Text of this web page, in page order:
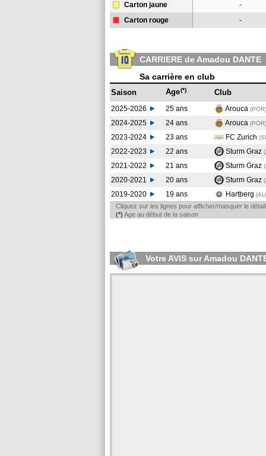
Carton jaune -
Carton rouge -
CARRIERE de Amadou DANTE
Sa carrière en club
Saison Age(*) Club
2025-2026 25 ans Arouca (POR)
2024-2025
24 ans Arouca (POR)
2023-2024
23 ans FC Zurich
2022-2023
22 ans Sturm Graz
2021-2022
21 ans Sturm Graz
2020-2021
20 ans Sturm Graz
2019-2020
19 ans Hartberg
Cliquez sur les lignes pour afficher/masquer le
(*) Age au début de la saison
Votre AVIS sur Amadou